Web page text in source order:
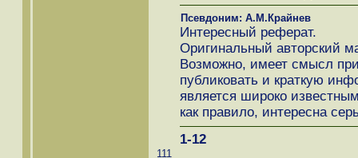
Псевдоним: А.М.Крайнев
Интересный реферат.
Оригинальный авторский
Возможно, имеет смысл
публиковать и краткую
является широко
как правило, интересна
1-12
111